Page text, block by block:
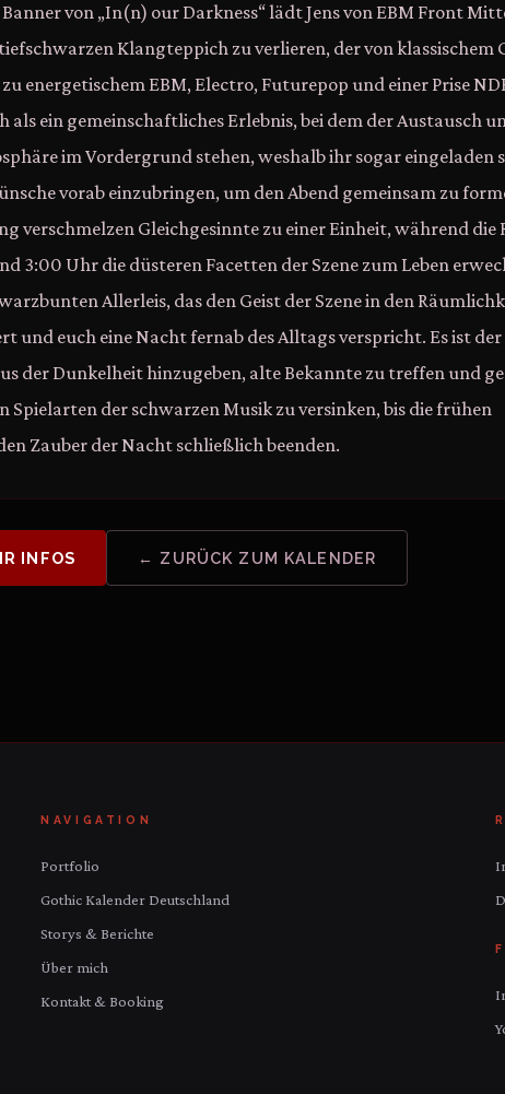
von „In(n) our Darkness“ lädt Jens von EBM Front
Klangteppich zu verlieren, der von klassischem
energetischem EBM, Electro, Futurepop und einer Prise
als ein gemeinschaftliches Erlebnis, bei dem der Austausch
im Vordergrund stehen, weshalb ihr sogar eingeladen
vorab einzubringen, um den Abend gemeinsam zu
verschmelzen Gleichgesinnte zu einer Einheit, während die
3:00 Uhr die düsteren Facetten der Szene zum Leben
Allerleis, das den Geist der Szene in den
und euch eine Nacht fernab des Alltags verspricht. Es ist
der Dunkelheit hinzugeben, alte Bekannte zu treffen und
Spielarten der schwarzen Musik zu versinken, bis die frühen
Zauber der Nacht schließlich beenden.
INFOS ← ZURÜCK ZUM KALENDER
NAVIGATION
Portfolio
Gothic Kalender Deutschland
Storys & Berichte
Über mich
Kontakt & Booking